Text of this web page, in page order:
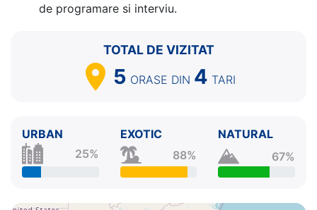
de programare si interviu.
TOTAL DE VIZITAT
5 ORASE DIN 4 TARI
URBAN
25%
EXOTIC
88%
NATURAL
67%